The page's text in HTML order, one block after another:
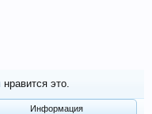
нравится это.
Информация